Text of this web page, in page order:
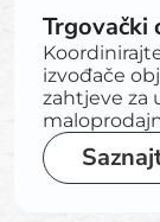
Trgovački
izvođače
zahtjeve za